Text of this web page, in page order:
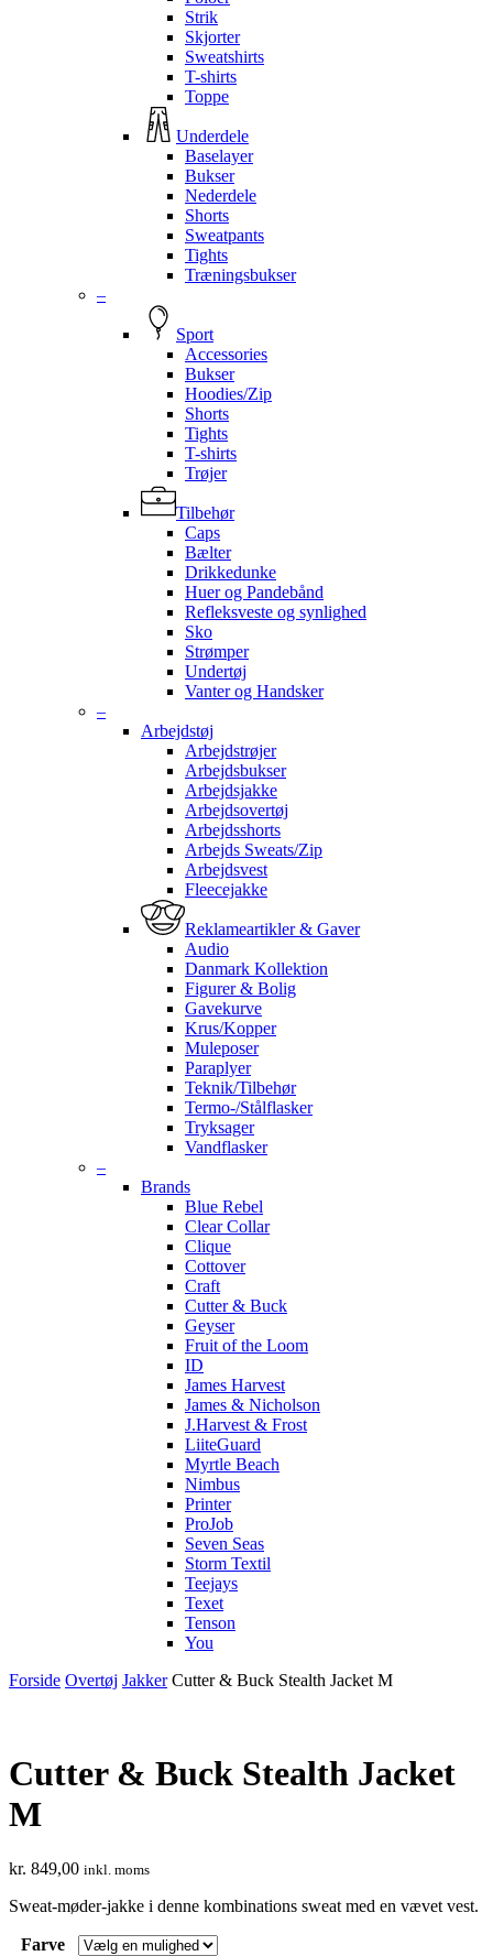
Strik
Skjorter
Sweatshirts
T-shirts
Toppe
Underdele
Baselayer
Bukser
Nederdele
Shorts
Sweatpants
Tights
Træningsbukser
–
Sport
Accessories
Bukser
Hoodies/Zip
Shorts
Tights
T-shirts
Trøjer
Tilbehør
Caps
Bælter
Drikkedunke
Huer og Pandebånd
Refleksveste og synlighed
Sko
Strømper
Undertøj
Vanter og Handsker
–
Arbejdstøj
Arbejdstrøjer
Arbejdsbukser
Arbejdsjakke
Arbejdsovertøj
Arbejdsshorts
Arbejds Sweats/Zip
Arbejdsvest
Fleecejakke
Reklameartikler & Gaver
Audio
Danmark Kollektion
Figurer & Bolig
Gavekurve
Krus/Kopper
Muleposer
Paraplyer
Teknik/Tilbehør
Termo-/Stålflasker
Tryksager
Vandflasker
–
Brands
Blue Rebel
Clear Collar
Clique
Cottover
Craft
Cutter & Buck
Geyser
Fruit of the Loom
ID
James Harvest
James & Nicholson
J.Harvest & Frost
LiiteGuard
Myrtle Beach
Nimbus
Printer
ProJob
Seven Seas
Storm Textil
Teejays
Texet
Tenson
You
Forside Overtøj Jakker Cutter & Buck Stealth Jacket M
Cutter & Buck Stealth Jacket
M
kr. 849,00 inkl. moms
Sweat-møder-jakke i denne kombinations sweat med en vævet vest.
Farve